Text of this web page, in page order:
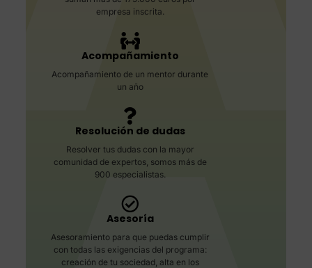
empresa inscrita.
Acompañamiento
Acompañamiento de un mentor durante
un año
Resolución de dudas
Resolver tus dudas con la mayor
comunidad de expertos, somos más de
900 especialistas.
Asesoría
Asesoramiento para que puedas cumplir
con todas las exigencias del programa:
creación de tu sociedad, alta en los